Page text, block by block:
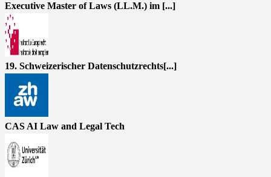
Executive Master of Laws (LL.M.) im [...]
19. Schweizerischer Datenschutzrechts[...]
CAS AI Law and Legal Tech